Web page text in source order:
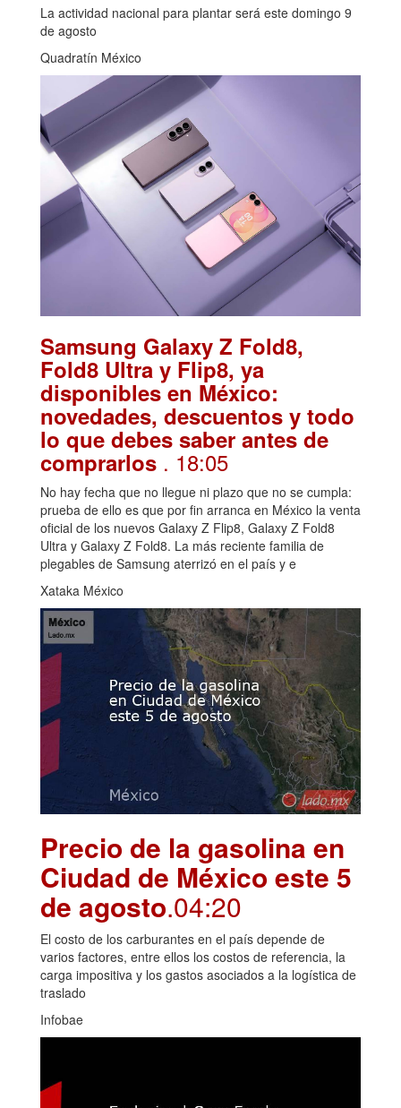
La actividad nacional para plantar será este domingo 9
de agosto
Quadratín México
Samsung Galaxy Z Fold8,
Fold8 Ultra y Flip8, ya
disponibles en México:
novedades, descuentos y todo
lo que debes saber antes de
comprarlos . 18:05
No hay fecha que no llegue ni plazo que no se cumpla:
prueba de ello es que por fin arranca en México la venta
oficial de los nuevos Galaxy Z Flip8, Galaxy Z Fold8
Ultra y Galaxy Z Fold8. La más reciente familia de
plegables de Samsung aterrizó en el país y e
Xataka México
Precio de la gasolina en
Ciudad de México este 5
de agosto.04:20
El costo de los carburantes en el país depende de
varios factores, entre ellos los costos de referencia, la
carga impositiva y los gastos asociados a la logística de
traslado
Infobae